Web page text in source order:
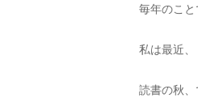
毎年のこと
私は最近、
読書の秋、